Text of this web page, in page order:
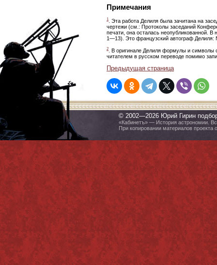
Примечания
1
. Эта работа Делиля была зачитана на
чертежи (см.: Протоколы заседаний
печати, она осталась неопубликованной.
1—13). Это французский автограф Делиля:
2
. В оригинале Делиля формулы и символы
читателем в русском переводе помимо
Предыдущая страница
© 2002—2026 Юрий Гирин
«Кабинетъ» — История астрономии.
При копировании материалов проекта